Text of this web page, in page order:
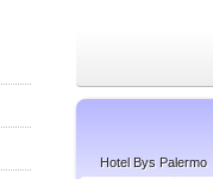
Hotel Bys Palermo